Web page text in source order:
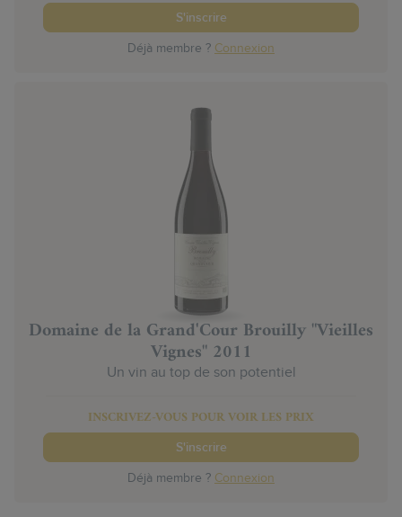
S'inscrire
Déjà membre ? Connexion
Domaine de la Grand'Cour Brouilly "Vieilles
Vignes" 2011
Un vin au top de son potentiel
INSCRIVEZ-VOUS POUR VOIR LES PRIX
S'inscrire
Déjà membre ? Connexion